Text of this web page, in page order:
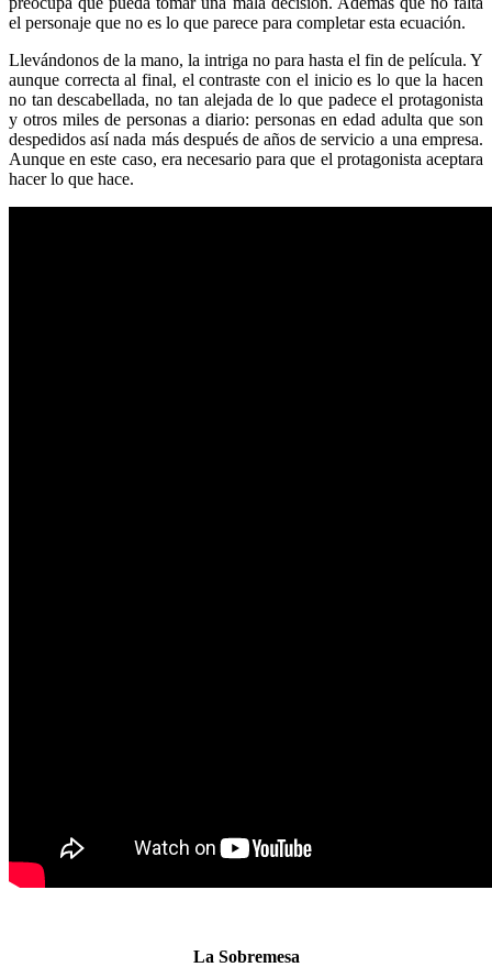
el personaje que no es lo que parece para completar esta ecuación.
Llevándonos de la mano, la intriga no para hasta el fin de película. Y
aunque correcta al final, el contraste con el inicio es lo que la hacen
no tan descabellada, no tan alejada de lo que padece el protagonista
y otros miles de personas a diario: personas en edad adulta que son
despedidos así nada más después de años de servicio a una empresa.
Aunque en este caso, era necesario para que el protagonista aceptara
hacer lo que hace.
La Sobremesa